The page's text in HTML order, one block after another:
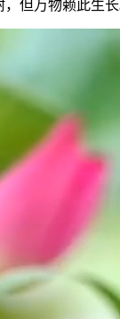
万物赖此生长